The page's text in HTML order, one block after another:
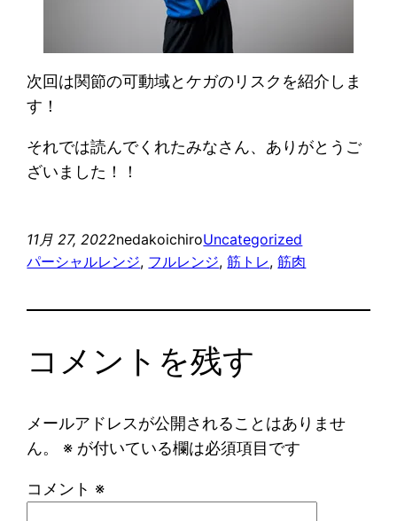
次回は関節の可動域とケガのリスクを紹介しま
す！
それでは読んでくれたみなさん、ありがとうご
ざいました！！
11月 27, 2022nedakoichiroUncategorized
パーシャルレンジ, フルレンジ, 筋トレ, 筋肉
コメントを残す
メールアドレスが公開されることはありませ
ん。
※ が付いている欄は必須項目です
コメント ※